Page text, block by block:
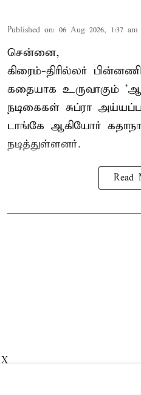
Published on: 06 Aug 2026, 1:37 am
சென்னை,
கிரைம்-திரில்லர்
கதையாக உருவாகும்
நடிகைகள் சுப்ரா
டாங்கே ஆகியோர்
நடித்துள்ளனர்.
Read
X